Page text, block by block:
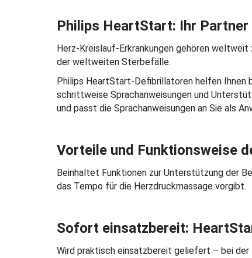
Philips HeartStart: Ihr
Herz-Kreislauf-Erkrankungen gehören
der weltweiten Sterbefälle.
Philips HeartStart-Defibrillatoren helfen Ihnen
schrittweise Sprachanweisungen und
und passt die Sprachanweisungen an Sie als
Vorteile und Funktionsweise
Beinhaltet Funktionen zur Unterstützung der
das Tempo für die Herzdruckmassage vorgibt.
Sofort einsatzbereit:
Wird praktisch einsatzbereit geliefert – bei